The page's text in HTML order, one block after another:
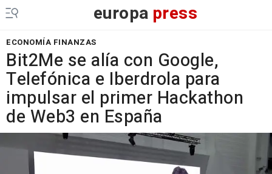
europa press
ECONOMÍA FINANZAS
Bit2Me se alía con Google,
Telefónica e Iberdrola para
impulsar el primer Hackathon
de Web3 en España